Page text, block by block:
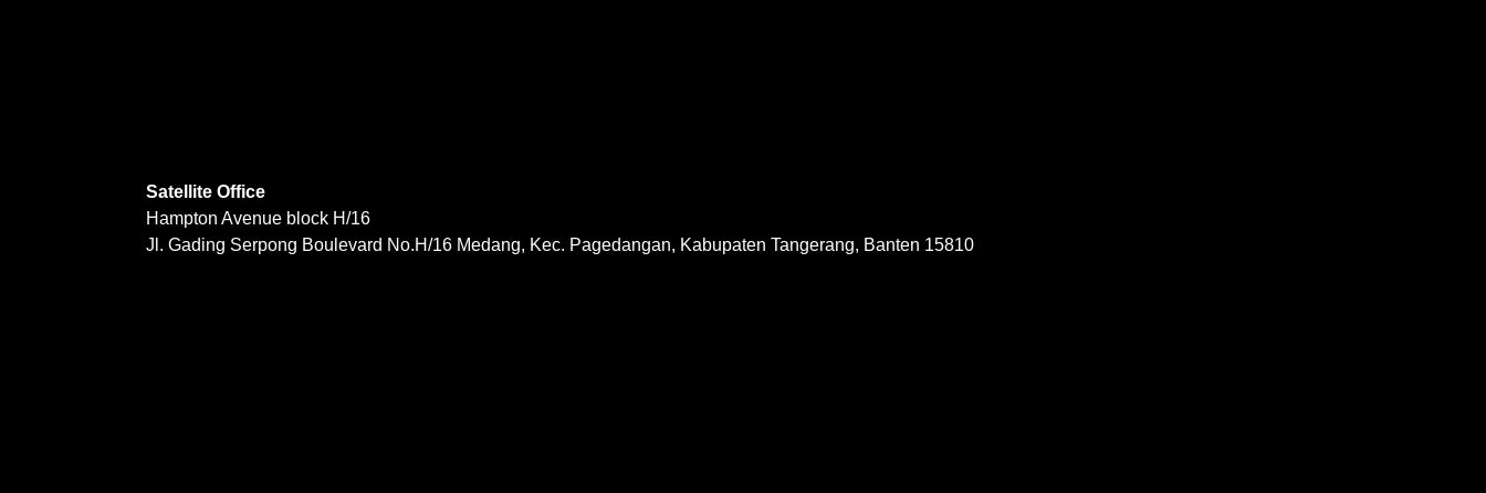
Satellite Office
Hampton Avenue block H/16
Jl. Gading Serpong Boulevard No.H/16 Medang, Kec. Pagedangan, Kabupaten Tangerang, Banten 15810